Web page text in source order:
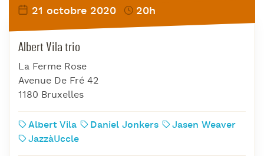
21 octobre 2020 20h
Albert Vila trio
La Ferme Rose
Avenue De Fré 42
1180 Bruxelles
Albert Vila Daniel Jonkers
Jasen Weaver
JazzàUccle